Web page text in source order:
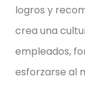
logros y
crea una
empleados,
esforzarse al